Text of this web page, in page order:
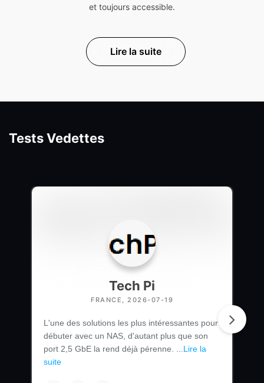
et toujours accessible.
Lire la suite
Tests Vedettes
Tech Pi
FRANCE, 2026-07-19
L'une des solutions les plus intéressantes pour
débuter avec un NAS, d'autant plus que son
port 2,5 GbE la rend déjà pérenne. ... Lire la
suite